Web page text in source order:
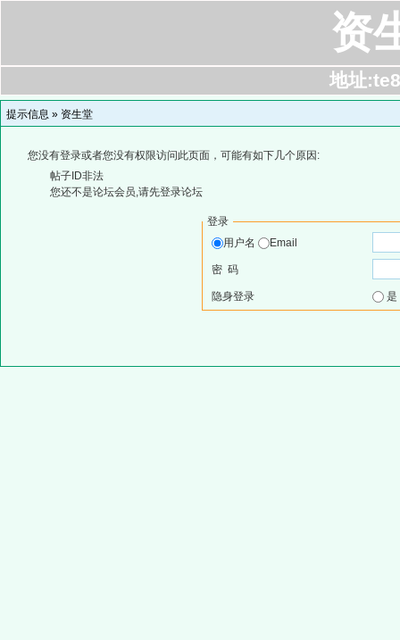
资
地址
提示信息 » 资生堂
您没有登录或者您没有权限访问此页面，可能有如下几个原因:
帖子ID非法
您还不是论坛会员,请先登录论坛
登录
用户名
Email
密 码
隐身登录